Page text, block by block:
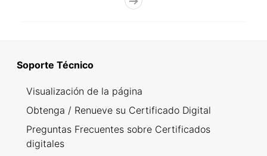
Soporte Técnico
Visualización de la página
Obtenga / Renueve su Certificado Digital
Preguntas Frecuentes sobre Certificados
digitales